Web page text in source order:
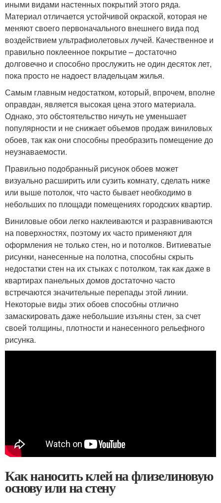
иными видами настенных покрытий этого ряда.
Материал отличается устойчивой окраской, которая не
меняют своего первоначального внешнего вида под
воздействием ультрафиолетовых лучей. Качественное и
правильно поклеенное покрытие – достаточно
долговечно и способно прослужить не один десяток лет,
пока просто не надоест владельцам жилья.
Самым главным недостатком, который, впрочем, вполне
оправдан, является высокая цена этого материала.
Однако, это обстоятельство ничуть не уменьшает
популярности и не снижает объемов продаж виниловых
обоев, так как они способны преобразить помещение до
неузнаваемости.
Правильно подобранный рисунок обоев может
визуально расширить или сузить комнату, сделать ниже
или выше потолок, что часто бывает необходимо в
небольших по площади помещениях городских квартир.
Виниловые обои легко наклеиваются и разравниваются
на поверхностях, поэтому их часто применяют для
оформления не только стен, но и потолков. Витиеватые
рисунки, нанесенные на полотна, способны скрыть
недостатки стен на их стыках с потолком, так как даже в
квартирах панельных домов достаточно часто
встречаются значительные перепады этой линии.
Некоторые виды этих обоев способны отлично
замаскировать даже небольшие изъяны стен, за счет
своей толщины, плотности и нанесенного рельефного
рисунка.
Как наносить клей на флизелиновую
основу или на стену